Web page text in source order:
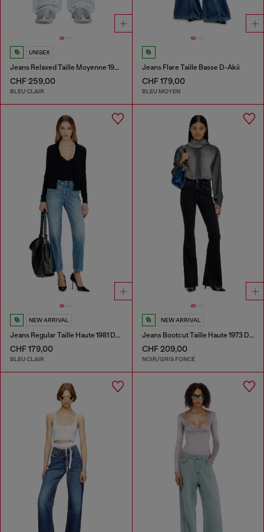
UNISEX
Jeans Relaxed Taille Moyenne 1997 D-Enim-M
CHF 259,00
BLEU CLAIR
Jeans Flare Taille Basse D-Akii
CHF 179,00
BLEU MOYEN
NEW ARRIVAL
Jeans Regular Taille Haute 1981 D-Went
CHF 179,00
BLEU CLAIR
NEW ARRIVAL
Jeans Bootcut Taille Haute 1973 D-Partt
CHF 209,00
NOIR/GRIS FONCÉ